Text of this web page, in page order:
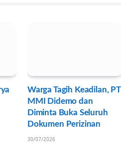
Warga Tagih Keadilan, PT
MMI Didemo dan
Diminta Buka Seluruh
Dokumen Perizinan
30/07/2026